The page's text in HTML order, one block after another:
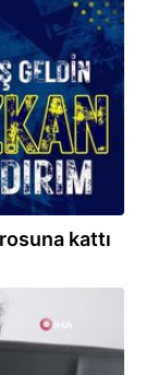
kattı